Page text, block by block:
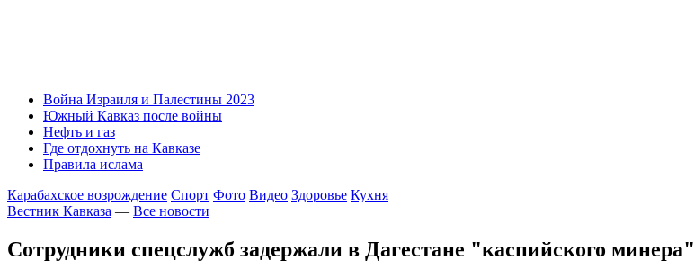
Война Израиля и Палестины 2023
Южный Кавказ после войны
Нефть и газ
Где отдохнуть на Кавказе
Правила ислама
Карабахское возрождение Спорт Фото Видео Здоровье Кухня
Вестник Кавказа — Все новости
Сотрудники спецслужб задержали в Дагестане "каспийского минера"